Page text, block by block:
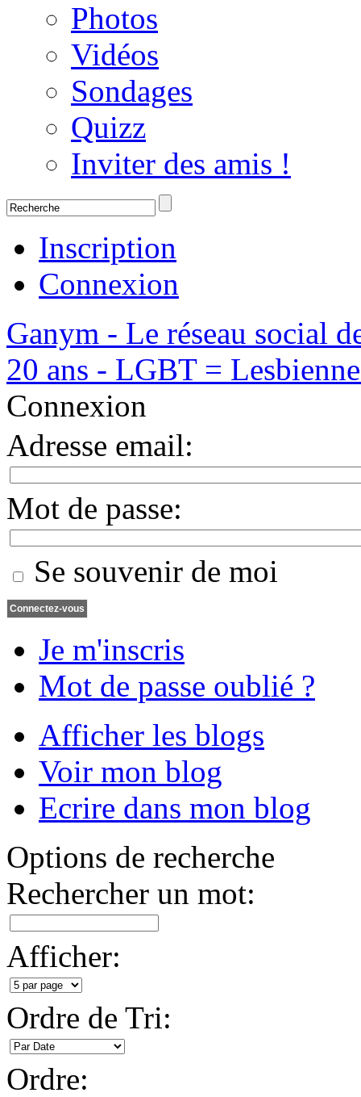
Photos
Vidéos
Sondages
Quizz
Inviter des amis !
Inscription
Connexion
Ganym - Le réseau social
20 ans - LGBT =
Connexion
Adresse email:
Mot de passe:
Se souvenir de moi
Je m'inscris
Mot de passe oublié ?
Afficher les blogs
Voir mon blog
Ecrire dans mon blog
Options de recherche
Rechercher un mot:
Afficher:
Ordre de Tri:
Ordre: